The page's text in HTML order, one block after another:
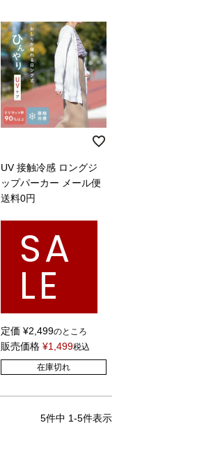
UV 接触冷感 ロングジ
ップパーカー メール便
送料0円
SA
LE
定価 ¥2,499のところ
販売価格 ¥1,499税込
在庫切れ
5件中 1-5件表示